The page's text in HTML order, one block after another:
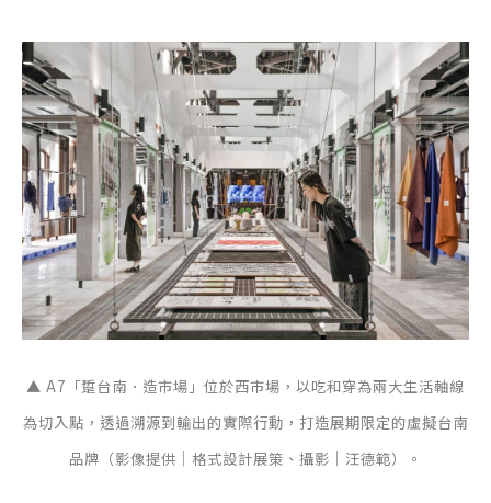
▲ A7「踅台南．造市場」位於西市場，以吃和穿為兩大生活軸線
為切入點，透過溯源到輸出的實際行動，打造展期限定的虛擬台南
品牌（影像提供｜格式設計展策、攝影｜汪德範）。